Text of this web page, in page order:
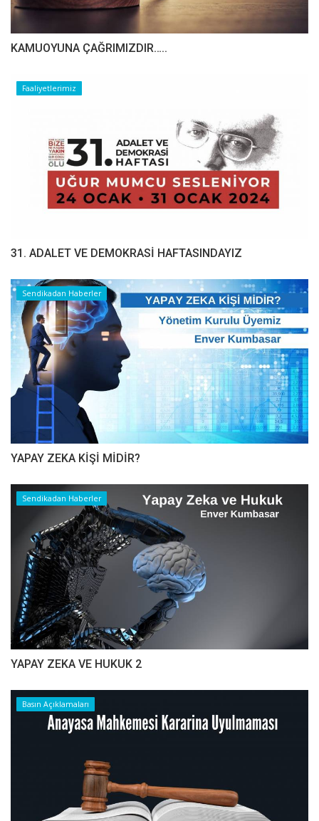
​​​​​​​KAMUOYUNA ÇAĞRIMIZDIR…..
Faaliyetlerimiz
31. ADALET VE DEMOKRASİ HAFTASINDAYIZ
Sendikadan Haberler
YAPAY ZEKA KİŞİ MİDİR?
Sendikadan Haberler
YAPAY ZEKA VE HUKUK 2
Basın Açıklamaları